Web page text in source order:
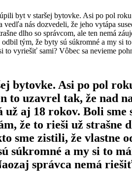
byt v staršej bytovke. Asi po pol
vedľa nás dozvedeli, že jeho vytápa
dlho so správcom, ale ten nemá
tým, že byty sú súkromné a my si
to vyriešiť sami? Vôbec sa nevieme
bytovke. Asi po pol
uzavrel tak, že nad
už aj 18 rokov. Boli
že to rieši už strašne
sme zistili, že
súkromné a my si to
správca nemá